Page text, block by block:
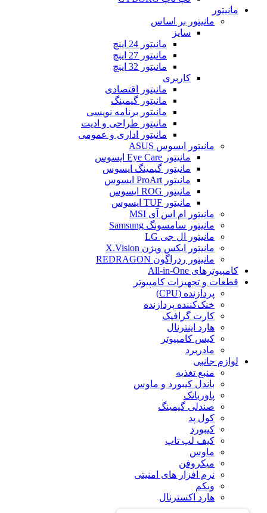
مانیتور
مانیتور بر اساس
سایز
مانیتور 24 اینچ
مانیتور 27 اینچ
مانیتور 32 اینچ
کاربری
مانیتور اقتصادی
مانیتور گیمینگ
مانیتور برنامه نویسی
مانیتور طراحی و ادیت
مانیتور اداری و عمومی
مانیتور ایسوس ASUS
مانیتور Eye Care ایسوس
مانیتور گیمینگ ایسوس
مانیتور ProArt ایسوس
مانیتور ROG ایسوس
مانیتور TUF ایسوس
مانیتور ام اس آی MSI
مانیتور سامسونگ Samsung
مانیتور ال جی LG
مانیتور ایکس ویژن X.Vision
مانیتور ردراگون REDRAGON
کامپیوترهای All-in-One
قطعات و تجهیزات کامپیوتر
پردازنده (CPU)
خنک‌کننده پردازنده
کارت گرافیک
هارد اینترنال
کیس کامپیوتر
مادربرد
لوازم جانبی
منبع تغذیه
باندل کیبورد و ماوس
پاوربانک
صندلی گیمینگ
کول پد
کیبورد
کیف لپ تاپ
ماوس
میکروفن
نرم افزار های امنیتی
وبکم
هارد اکسترنال